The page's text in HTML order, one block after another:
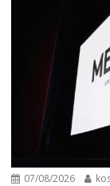
07/08/2026